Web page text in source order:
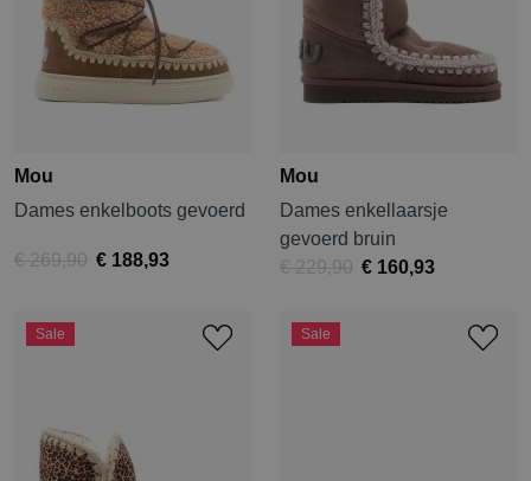
Mou
Dames enkelboots gevoerd
€ 269,90 € 188,93
Mou
Dames enkellaarsje
gevoerd bruin
€ 229,90 € 160,93
Sale Sale